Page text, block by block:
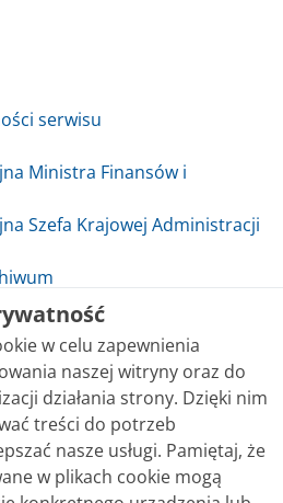
serwisu
Ministra Finansów i
Szefa Krajowej Administracji
udostępniamy
treści opublikowanych w
niezależnie od celu i sposobu
w celu zapewnienia
naszej witryny oraz do
działania strony. Dzięki nim
treści do potrzeb
nasze usługi. Pamiętaj, że
w plikach cookie mogą